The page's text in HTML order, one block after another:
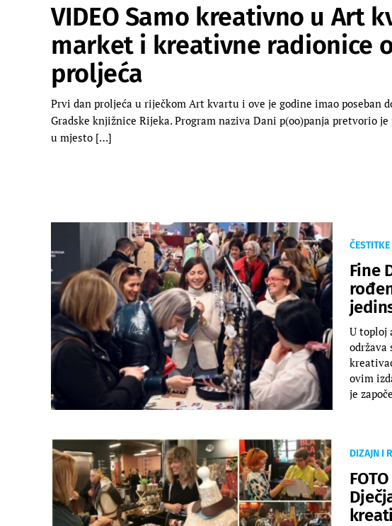
VIDEO Samo kreativno u Art
market i kreativne radionice
proljeća
Prvi dan proljeća u riječkom Art kvartu i ove je godine imao poseban
Gradske knjižnice Rijeka. Program naziva Dani p(oo)panja pretvorio
u mjesto […]
ČESTITKE
Fine
U toploj
održava
ovim
je
DIZAJN I